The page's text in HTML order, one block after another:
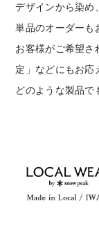
デザインから染め
単品のオーダーも
お客様がご希望さ
定」などにもお応
どのような製品で